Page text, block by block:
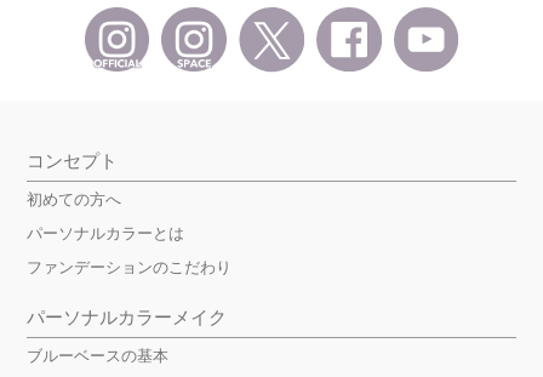
コンセプト
初めての方へ
パーソナルカラーとは
ファンデーションのこだわり
パーソナルカラーメイク
ブルーベースの基本